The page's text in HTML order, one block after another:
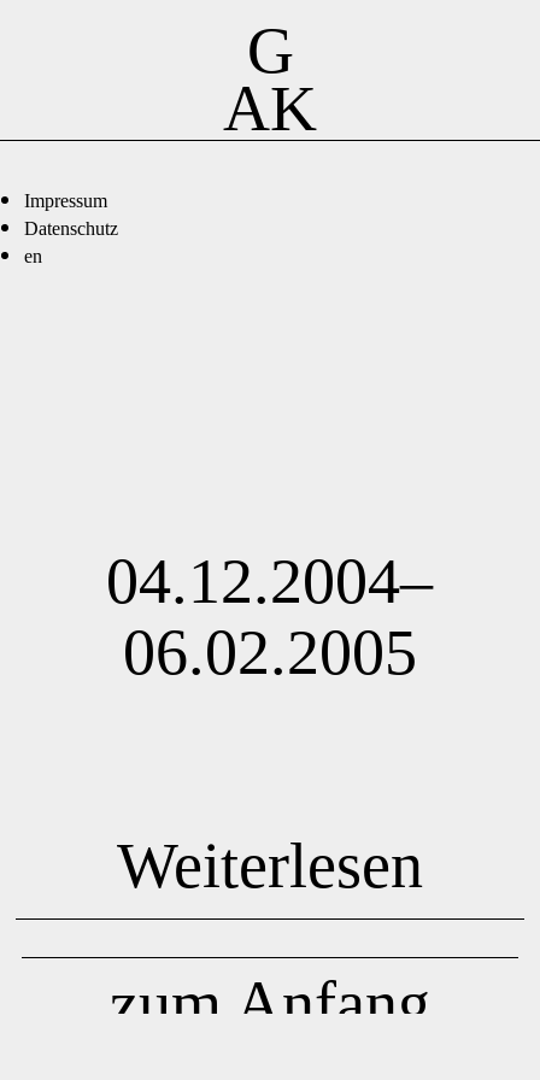
G
AK
Impressum
Datenschutz
en
04.12.2004–
06.02.2005
Weiterlesen
zum Anfang